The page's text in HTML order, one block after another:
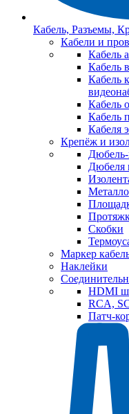
Кабель, Разъемы,
Кабели и
Кабель
Кабель
Кабель
Кабель
Кабель
Кабеля
Крепёж и
Дюбеля
Скобки
Маркер
Наклейки
HDMI
RCA,
Патч-